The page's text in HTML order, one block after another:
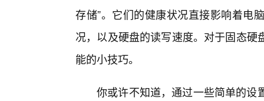
存储”。它们的健康状况直接影响着电
况，以及硬盘的读写速度。对于固态
能的小技巧。
你或许不知道，通过一些简单的设